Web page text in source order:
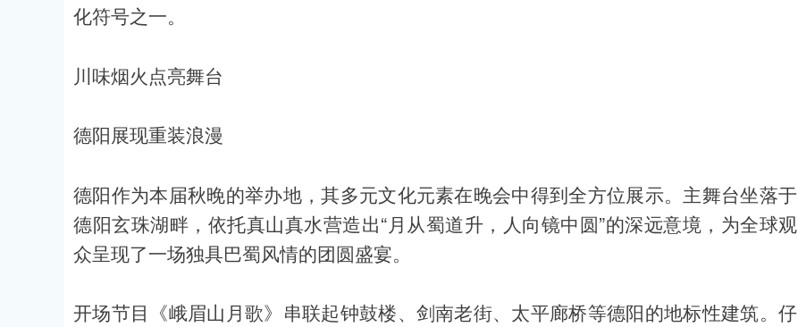
化符号之一。
川味烟火点亮舞台
德阳展现重装浪漫
德阳作为本届秋晚的举办地，其多元文化元素在晚会中得到全方位展示。主舞台坐落于
德阳玄珠湖畔，依托真山真水营造出“月从蜀道升，人向镜中圆”的深远意境，为全球观
众呈现了一场独具巴蜀风情的团圆盛宴。
开场节目《峨眉山月歌》串联起钟鼓楼、剑南老街、太平廊桥等德阳的地标性建筑。仔